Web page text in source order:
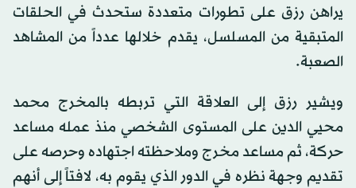
يراهن رزق على تطورات متعددة ستحدث في الحلقات
المتبقية من المسلسل، يقدم خلالها عدداً من المشاهد
الصعبة.
ويشير رزق إلى العلاقة التي تربطه بالمخرج محمد
محيي الدين على المستوى الشخصي منذ عمله مساعد
حركة، ثم مساعد مخرج وملاحظته اجتهاده وحرصه على
تقديم وجهة نظره في الدور الذي يقوم به، لافتاً إلى أنهم